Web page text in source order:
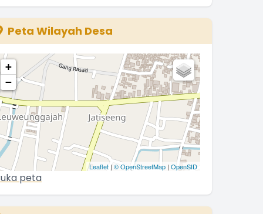
Kuwu JATISEENG
Desember 2025 06:34:56
Peta Wilayah Desa
+
−
Leaflet | © OpenStreetMap | OpenSID
peta